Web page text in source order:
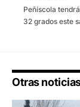
Peñíscola
32 grados este
Otras